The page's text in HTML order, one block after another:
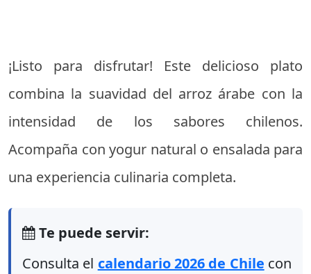
¡Listo para disfrutar! Este delicioso plato
combina la suavidad del arroz árabe con la
intensidad de los sabores chilenos.
Acompaña con yogur natural o ensalada para
una experiencia culinaria completa.
Te puede servir:
Consulta el calendario 2026 de Chile con